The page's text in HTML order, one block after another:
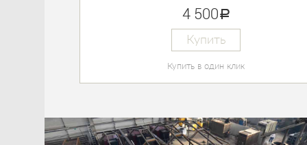
4 500руб.
Купить
Купить в один клик